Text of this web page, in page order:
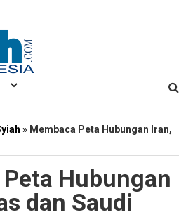
» Membaca Peta Hubungan Iran,
Hubungan
dan Saudi